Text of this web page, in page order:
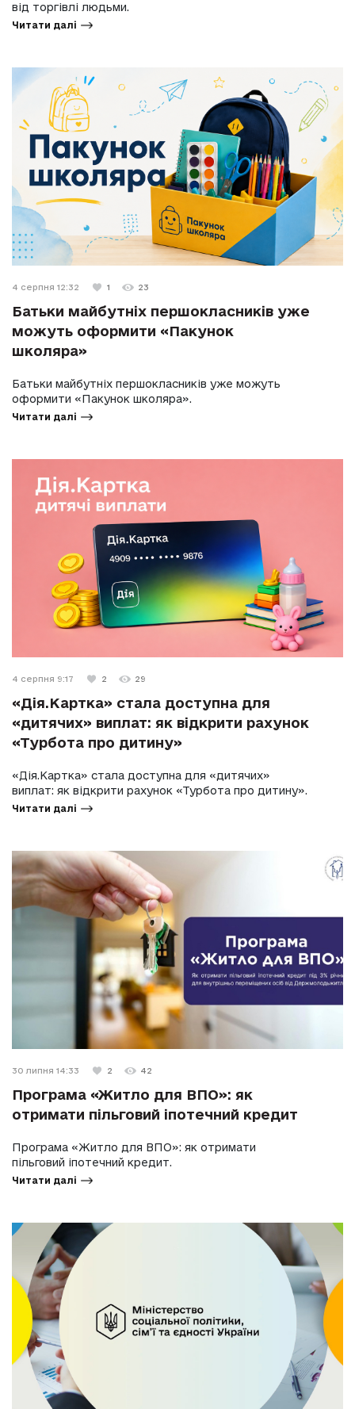
від торгівлі людьми.
Читати далі
4 серпня 12:32 1 23
Батьки майбутніх першокласників уже
можуть оформити «Пакунок
школяра»
Батьки майбутніх першокласників уже можуть
оформити «Пакунок школяра».
Читати далі
4 серпня 9:17 2 29
«Дія.Картка» стала доступна для
«дитячих» виплат: як відкрити рахунок
«Турбота про дитину»
«Дія.Картка» стала доступна для «дитячих»
виплат: як відкрити рахунок «Турбота про дитину».
Читати далі
30 липня 14:33 2 42
Програма «Житло для ВПО»: як
отримати пільговий іпотечний кредит
Програма «Житло для ВПО»: як отримати
пільговий іпотечний кредит.
Читати далі